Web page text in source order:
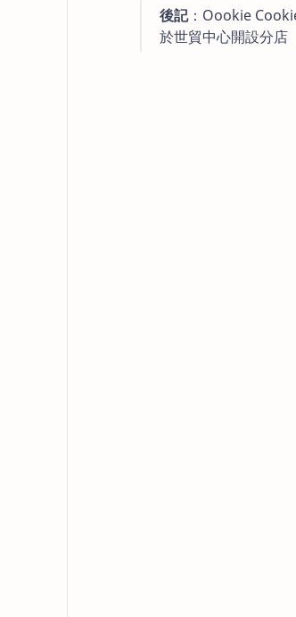
後記：Oookie
於世貿中心開設分店